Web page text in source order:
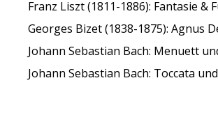
Franz Liszt (1811-1886): Fantasie &
Georges Bizet (1838-1875): Agnus
Johann Sebastian Bach: Menuett
Johann Sebastian Bach: Toccata